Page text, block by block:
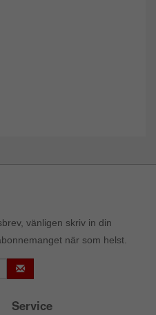
vänligen skriv in din
när som helst.
Service